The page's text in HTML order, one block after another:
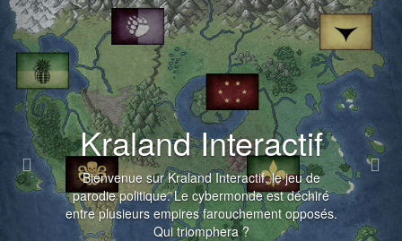
Kraland Interactif
Bienvenue sur Kraland Interactif, le jeu de
parodie politique. Le cybermonde est déchiré
entre plusieurs empires farouchement opposés.
Qui triomphera ?
Previous